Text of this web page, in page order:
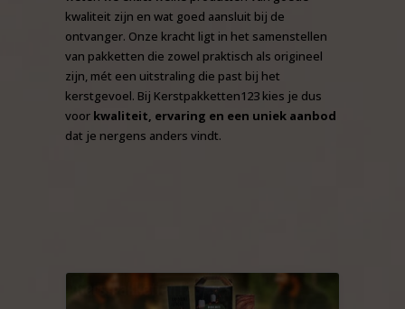
kwaliteit zijn en wat goed aansluit bij de
ontvanger. Onze kracht ligt in het samenstellen
van pakketten die zowel praktisch als origineel
zijn, mét een uitstraling die past bij het
kerstgevoel. Bij Kerstpakketten123 kies je dus
voor kwaliteit, ervaring en een uniek aanbod
dat je nergens anders vindt.